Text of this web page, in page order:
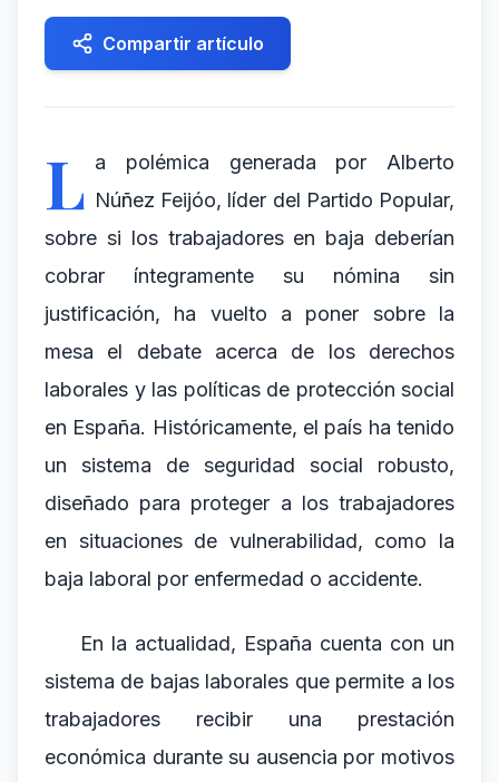
Compartir artículo
L a polémica generada por Alberto
Núñez Feijóo, líder del Partido Popular,
sobre si los trabajadores en baja deberían
cobrar íntegramente su nómina sin
justificación, ha vuelto a poner sobre la
mesa el debate acerca de los derechos
laborales y las políticas de protección social
en España. Históricamente, el país ha tenido
un sistema de seguridad social robusto,
diseñado para proteger a los trabajadores
en situaciones de vulnerabilidad, como la
baja laboral por enfermedad o accidente.
En la actualidad, España cuenta con un
sistema de bajas laborales que permite a los
trabajadores recibir una prestación
económica durante su ausencia por motivos